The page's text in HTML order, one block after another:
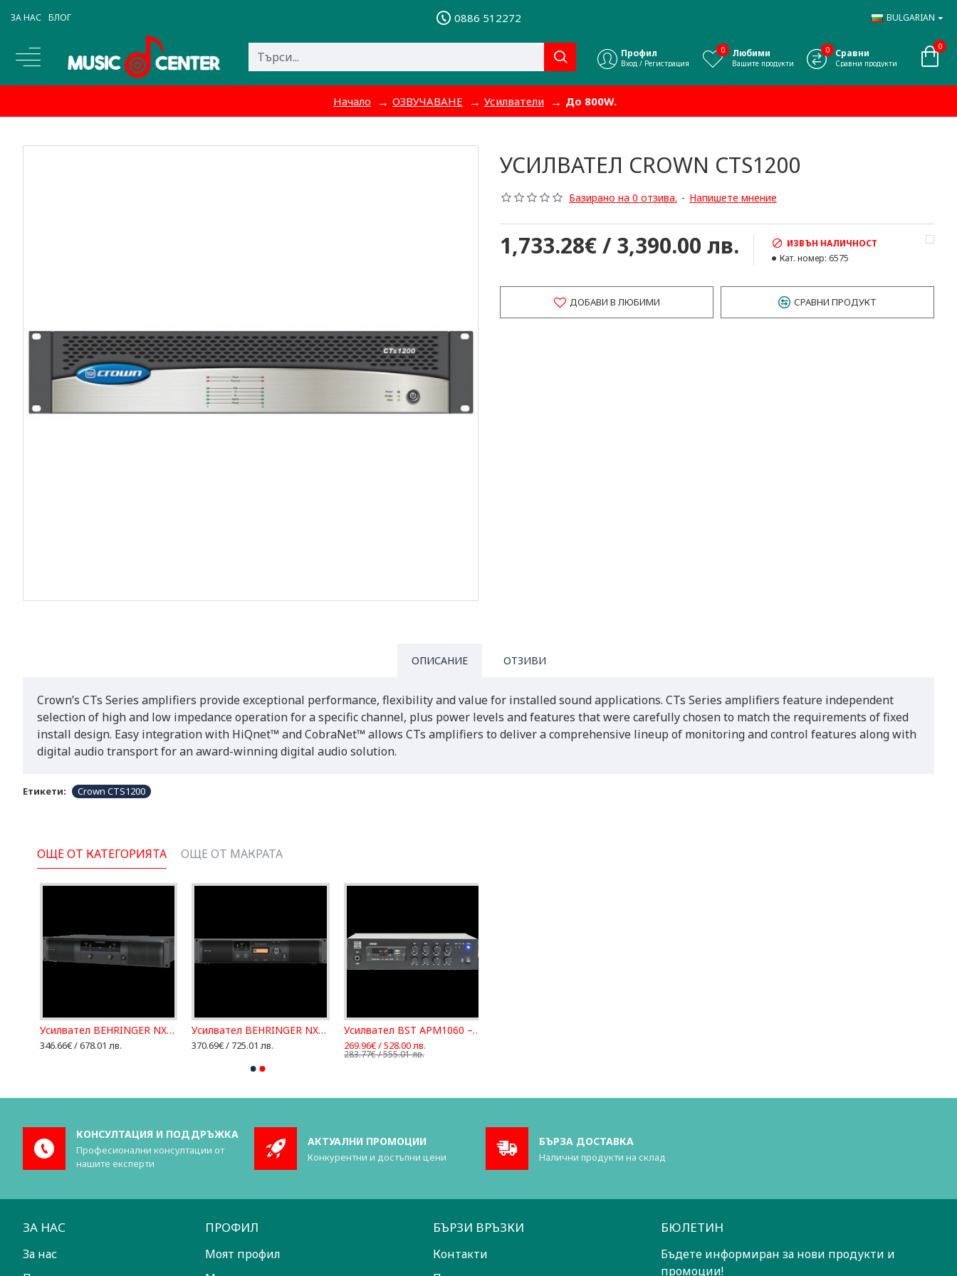
ЗА НАС БЛОГ 0886 512272 BULGARIAN
Профил
Вход / Регистрация
Любими
Вашите продукти
0 Сравни
Сравни продукти
0 0
Начало ОЗВУЧАВАНЕ Усилватели До 800W.
УСИЛВАТЕЛ CROWN CTS1200
Базирано на 0 отзива. - Напишете мнение
1,733.28€ / 3,390.00 лв.
ИЗВЪН НАЛИЧНОСТ
Кат. номер: 6575
ДОБАВИ В ЛЮБИМИ СРАВНИ ПРОДУКТ
ОПИСАНИЕ ОТЗИВИ
Crown’s CTs Series amplifiers provide exceptional performance, flexibility and value for installed sound applications. CTs Series amplifiers feature independent
selection of high and low impedance operation for a specific channel, plus power levels and features that were carefully chosen to match the requirements of fixed
install design. Easy integration with HiQnet™ and CobraNet™ allows CTs amplifiers to deliver a comprehensive lineup of monitoring and control features along with
digital audio transport for an award-winning digital audio solution.
Етикети: Crown CTS1200
ОЩЕ ОТ КАТЕГОРИЯТА ОЩЕ ОТ МАКРАТА
Усилвател BEHRINGER NX1000
346.66€ / 678.01 лв.
Усилвател BEHRINGER NX1000D
370.69€ / 725.01 лв.
Усилвател BST APM1060 – Компактен PA миксер-усилвател, 60 W, с USB, SD, BLUETOOTH, FM
269.96€ / 528.00 лв.
283.77€ / 555.01 лв.
КОНСУЛТАЦИЯ И ПОДДРЪЖКА
Професионални консултации от
нашите експерти
АКТУАЛНИ ПРОМОЦИИ
Конкурентни и достъпни цени
БЪРЗА ДОСТАВКА
Налични продукти на склад
ЗА НАС
За нас
ПРОФИЛ
Моят профил
БЪРЗИ ВРЪЗКИ
Контакти
БЮЛЕТИН
Бъдете информиран за нови продукти и
промоции!